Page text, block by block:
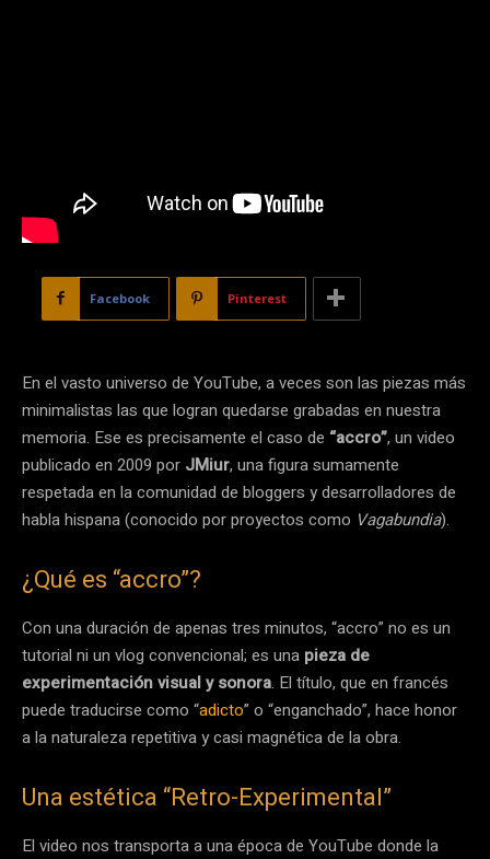
Facebook Pinterest
En el vasto universo de YouTube, a veces son las piezas más
minimalistas las que logran quedarse grabadas en nuestra
memoria. Ese es precisamente el caso de “accro”, un video
publicado en 2009 por JMiur, una figura sumamente
respetada en la comunidad de bloggers y desarrolladores de
habla hispana (conocido por proyectos como Vagabundia).
¿Qué es “accro”?
Con una duración de apenas tres minutos, “accro” no es un
tutorial ni un vlog convencional; es una pieza de
experimentación visual y sonora. El título, que en francés
puede traducirse como “adicto” o “enganchado”, hace honor
a la naturaleza repetitiva y casi magnética de la obra.
Una estética “Retro-Experimental”
El video nos transporta a una época de YouTube donde la